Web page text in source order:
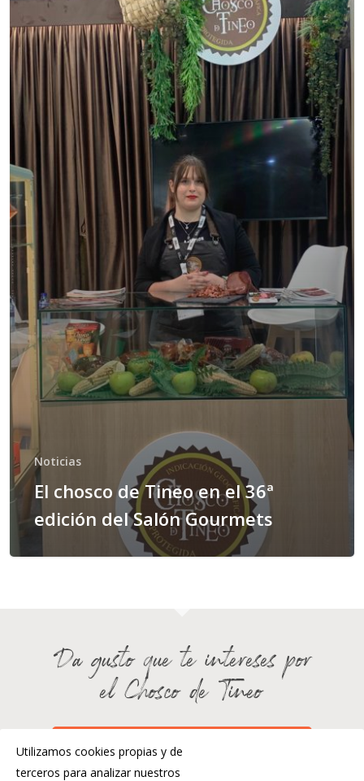
Noticias
El chosco de Tineo en el 36ª
edición del Salón Gourmets
Da gusto que te intereses por
el Chosco de Tineo
¿HABLAMOS?
Utilizamos cookies propias y de
terceros para analizar nuestros